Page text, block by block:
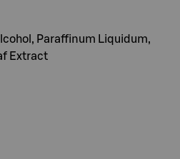
Paraffinum Liquidum,
Extract